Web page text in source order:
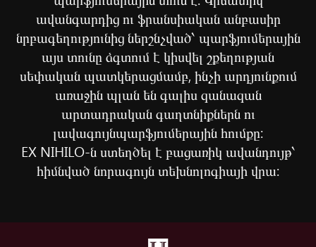
ավանգարդից ու ֆրանսիական անբասիր
նրբագեղությունից ներշնչված՝ պարֆյումերային
այս տունը ձգտում է կիսվել շքեղության
սեփական պատկերացմամբ, ինչի արդյունքում
առաջին պլան են գալիս զանազան
արտադրական գաղտնիքներն ու
լավագույնպարֆյումերային հումքը:
EX NIHILO-ն ստեղծել է բացառիկ ավանդույթ՝
հիմնված նորագույն տեխնոլոգիայի վրա: